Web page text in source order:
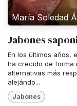
María Soledad
Jabones
En los últimos años,
ha crecido de forma
alternativas más
alejándo...
Jabones